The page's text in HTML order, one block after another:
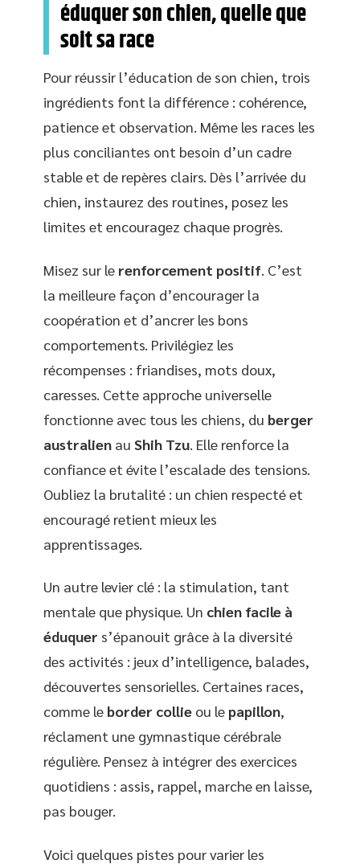
éduquer son chien, quelle que
soit sa race
Pour réussir l’éducation de son chien, trois
ingrédients font la différence : cohérence,
patience et observation. Même les races les
plus conciliantes ont besoin d’un cadre
stable et de repères clairs. Dès l’arrivée du
chien, instaurez des routines, posez les
limites et encouragez chaque progrès.
Misez sur le renforcement positif. C’est
la meilleure façon d’encourager la
coopération et d’ancrer les bons
comportements. Privilégiez les
récompenses : friandises, mots doux,
caresses. Cette approche universelle
fonctionne avec tous les chiens, du berger
australien au Shih Tzu. Elle renforce la
confiance et évite l’escalade des tensions.
Oubliez la brutalité : un chien respecté et
encouragé retient mieux les
apprentissages.
Un autre levier clé : la stimulation, tant
mentale que physique. Un chien facile à
éduquer s’épanouit grâce à la diversité
des activités : jeux d’intelligence, balades,
découvertes sensorielles. Certaines races,
comme le border collie ou le papillon,
réclament une gymnastique cérébrale
régulière. Pensez à intégrer des exercices
quotidiens : assis, rappel, marche en laisse,
pas bouger.
Voici quelques pistes pour varier les